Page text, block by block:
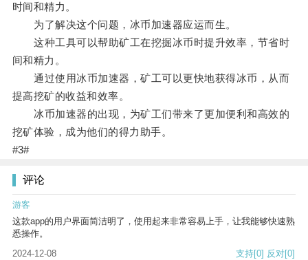
时间和精力。
为了解决这个问题，冰币加速器应运而生。
这种工具可以帮助矿工在挖掘冰币时提升效率，节省时
间和精力。
通过使用冰币加速器，矿工可以更快地获得冰币，从而
提高挖矿的收益和效率。
冰币加速器的出现，为矿工们带来了更加便利和高效的
挖矿体验，成为他们的得力助手。
#3#
评论
游客
这款app的用户界面简洁明了，使用起来非常容易上手，让我能够快速熟
悉操作。
2024-12-08
支持[0] 反对[0]